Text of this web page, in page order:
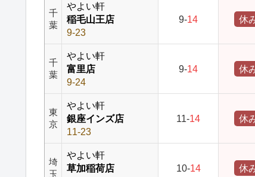
千
葉
やよい軒
稲毛山王店
9-23
9-14 休
千
葉
やよい軒
富里店
9-24
9-14 休
東
京
やよい軒
銀座インズ店
11-23
11-14 休
埼
玉
やよい軒
草加稲荷店
10-14 休